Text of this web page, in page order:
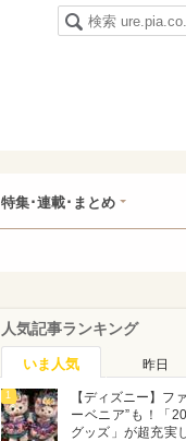
特集･連載･まとめ
人気記事ランキング
いま人気 昨日
1
【ディズニー】フ
ーベニア”も！「
グッズ」が超充実